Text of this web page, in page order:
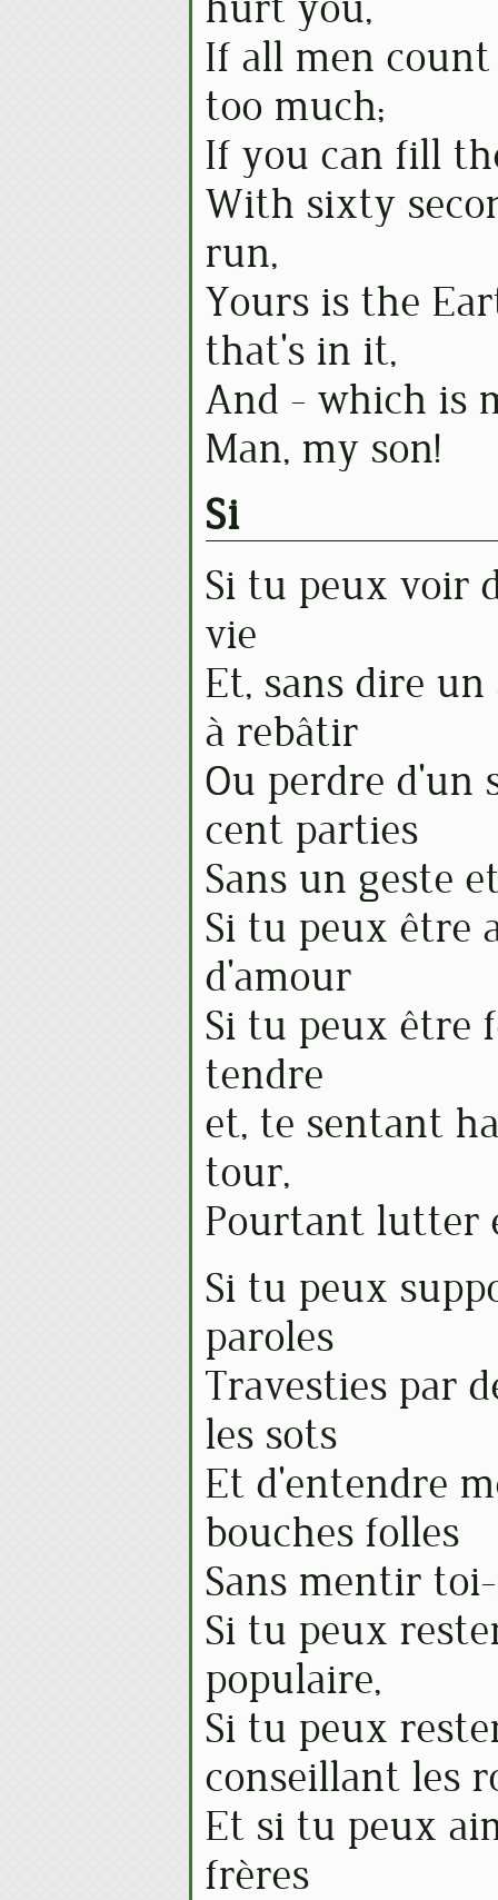
If all men
too much;
If you can fill
With sixty
run,
Yours is the
that's in it,
And - which is
Man, my son!
Si
Si tu peux voir
vie
Et, sans dire
à rebâtir
Ou perdre d'un
cent parties
Sans un geste
Si tu peux être
d'amour
Si tu peux être
tendre
et, te sentant
tour,
Pourtant lutter
Si tu peux
paroles
Travesties par
les sots
Et d'entendre
bouches folles
Sans mentir
Si tu peux
populaire,
Si tu peux
conseillant les
Et si tu peux
frères